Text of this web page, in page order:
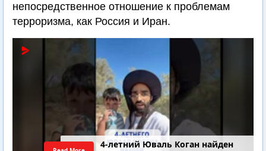
непосредственное отношение к проблемам
терроризма, как Россия и Иран.
4-летний Юваль Коган найден